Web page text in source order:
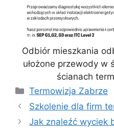
Odbiór mieszkania
ułożone przewody w
ścianach
Kategorie
Termowizja Zabrze
Szkolenie dla firm
Jak znaleźć wyciek